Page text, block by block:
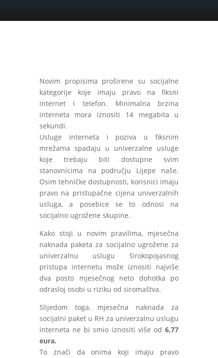
Novim propisima proširene su socijalne
kategorije koje imaju pravo na fiksni
internet i telefon. Minimalna brzina
interneta mora iznositi 14 megabita u
sekundi.
Usluge interneta i poziva u fiksnim
mrežama spadaju u univerzalne usluge
koje trebaju biti dostupne svim
stanovnicima na području Lijepe naše.
Osim tehničke dostupnosti, korisnici imaju
pravo na pristupačne cijena univerzalnih
usluga, a posebice se to odnosi na
socijalno ugrožene skupine.
Kako stoji u novim pravilima, mjesečna
naknada paketa za socijalno ugrožene za
univerzalnu uslugu širokopojasnog
pristupa internetu može iznositi najviše
dva posto mjesečnog neto dohotka po
odrasloj osobi u riziku od siromaštva.
Slijedom toga, mjesečna naknada za
socijalni paket u RH za univerzalnu uslugu
interneta ne bi smio iznositi više od 6,77
eura.
To znači da onima koji imaju pravo